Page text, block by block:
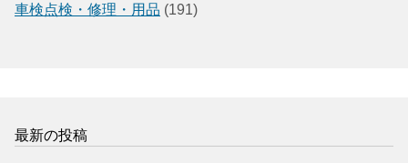
車検点検・修理・用品 (191)
最新の投稿